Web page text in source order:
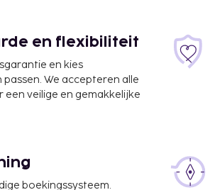
en een
en flexibiliteit
en kies
We accepteren alle
veilige en gemakkelijke
boekingssysteem.